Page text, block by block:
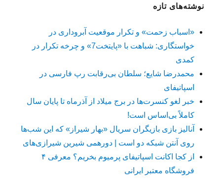
نوشته‌های تازه
«اسباب زحمت» و تکرار موقعیت آبروداری در
خواستگاری: شباهت با «پایتخت7» و چرخه تکرار در
کمدی
محمدرضا شایع؛ سلطان بی‌رقابت رپ فارسی در
اسپاتیفای
خبر لغو کنسرت‌ها در برج میلاد از آذرماه تا پایان سال
کاملاً بی‌اساس است!
آنالیز بازی بازیگران سریال «بهار شیراز» که این شب‌ها
روی آنتن شبکه دو است | دورهمی شیرین شیرازی‌های
از کجا اکانت اسپاتیفای پرمیوم بخریم؟ معرفی ۴
فروشگاه معتبر ایرانی